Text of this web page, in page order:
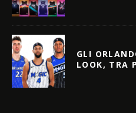
GLI
LOOK, TRA